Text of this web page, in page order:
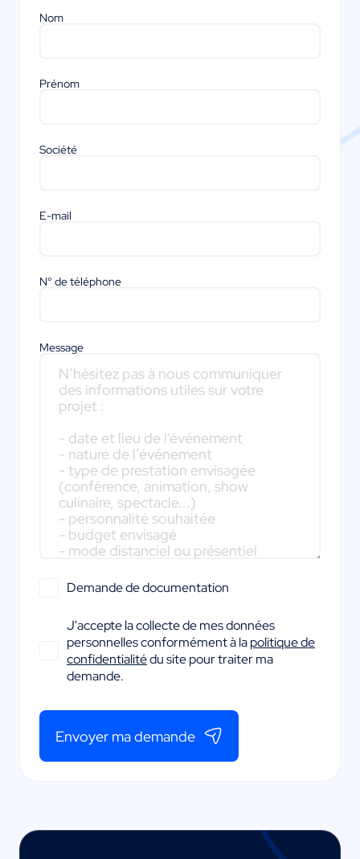
Nom
Prénom
Société
E-mail
N° de téléphone
Message
Demande de documentation
J'accepte la collecte de mes données
personnelles conformément à lapolitique de
confidentialitédu site pour traiter ma
demande.
Envoyer ma demande